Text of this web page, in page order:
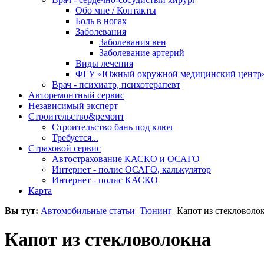
Обо мне / Контакты
Боль в ногах
Заболевания
Заболевания вен
Заболевание артерий
Виды лечения
ФГУ «Южный окружной медицинский
Врач - психиатр, психотерапевт
Авторемонтный сервис
Независимый эксперт
Строительство&ремонт
Строительство бань под ключ
Требуется...
Страховой сервис
Автострахование КАСКО и ОСАГО
Интернет - полис ОСАГО, калькулятор
Интернет - полис КАСКО
Карта
Вы тут: Автомобильные статьи Тюнинг Капот из
Капот из стекловолокна